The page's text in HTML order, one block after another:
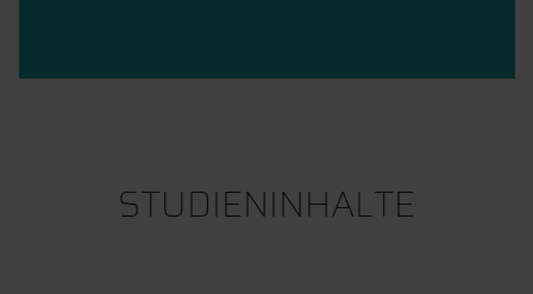
STUDIENINHALTE